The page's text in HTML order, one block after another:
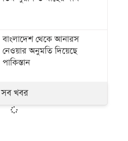
বাংলাদেশ থেকে আনারস
নেওয়ার অনুমতি দিয়েছে
পাকিস্তান
সব খবর